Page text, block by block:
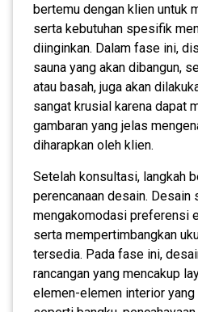
bertemu dengan klien untuk
serta kebutuhan spesifik
diinginkan. Dalam fase ini,
sauna yang akan dibangun,
atau basah, juga akan
sangat krusial karena dapat
gambaran yang jelas
diharapkan oleh klien.
Setelah konsultasi, langkah
perencanaan desain. Desain
mengakomodasi preferensi
serta mempertimbangkan
tersedia. Pada fase ini,
rancangan yang mencakup
elemen-elemen interior yang